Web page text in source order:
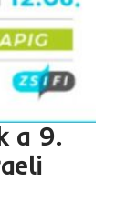
a 9.